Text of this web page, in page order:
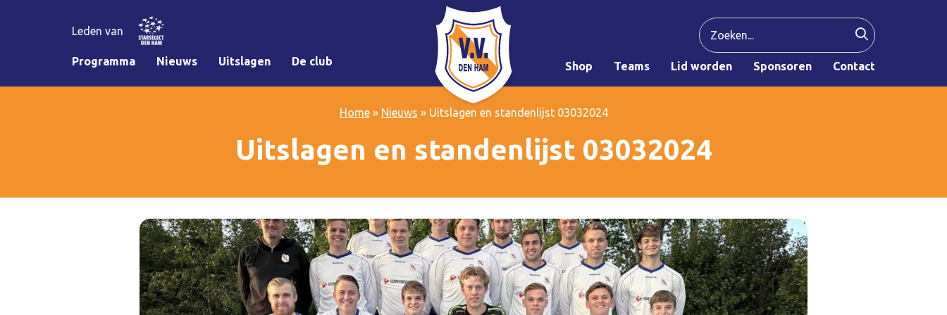
Leden van
Programma Nieuws Uitslagen De club Shop Teams Lid worden Sponsoren Contact
Home» Nieuws » Uitslagen en standenlijst 03032024
Uitslagen en standenlijst 03032024